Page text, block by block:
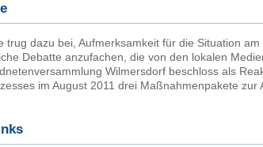
trug dazu bei, Aufmerksamkeit für die Situation
Debatte anzufachen, die von den lokalen
Wilmersdorf beschloss als
im August 2011 drei Maßnahmenpakete zur